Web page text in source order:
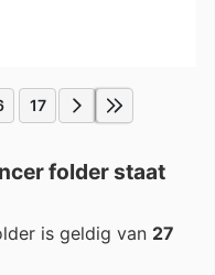
17
folder staat
is geldig van 27